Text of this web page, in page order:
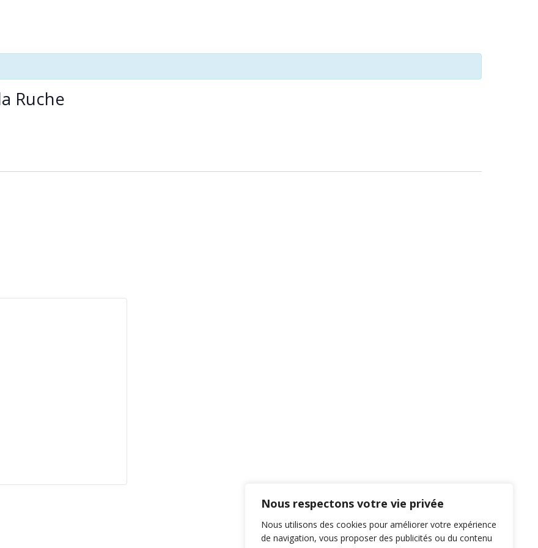
Nous respectons votre vie privée
Nous utilisons des cookies pour améliorer votre expérience
de navigation, vous proposer des publicités ou du contenu
Ruche